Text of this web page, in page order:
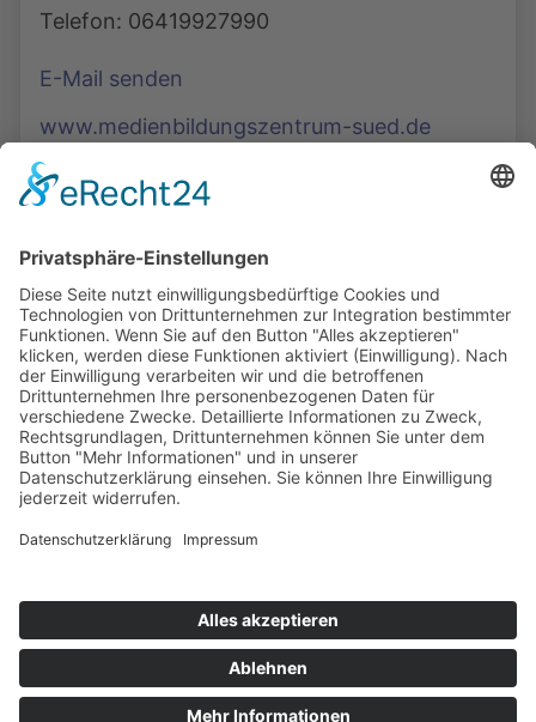
Telefon: 06419927990
E-Mail senden
www.medienbildungszentrum-sued.de
Podcasts, Themen und Informationen.
Entdecken Sie unser Forum für Medien, Bildung
und Demokratie - jederzeit und überall
verfügbar.
Mehr erfahren
COOKIE-EINSTELLUNGEN